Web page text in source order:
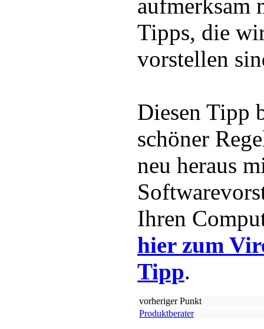
aufmerksam
Tipps, die
vorstellen
Diesen Tipp
schöner
neu heraus
Ihren
hier zum
Tipp.
vorheriger Punkt
Produktberater